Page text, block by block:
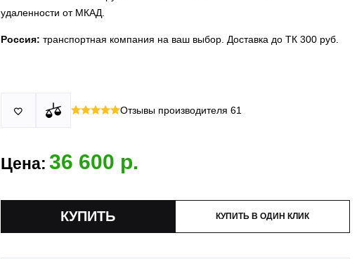
удаленности от МКАД.
Россия: транспортная компания на ваш выбор. Доставка до ТК 300 руб.
юридических лиц можно оплатить по счету.
проверить товар.
п.Немчиновка, ул.Московская д 7.
Действует акция: скидка 25%
 Отзывы производителя 61
Цена: 36 600
КУПИТЬ В ОДИН КЛИК